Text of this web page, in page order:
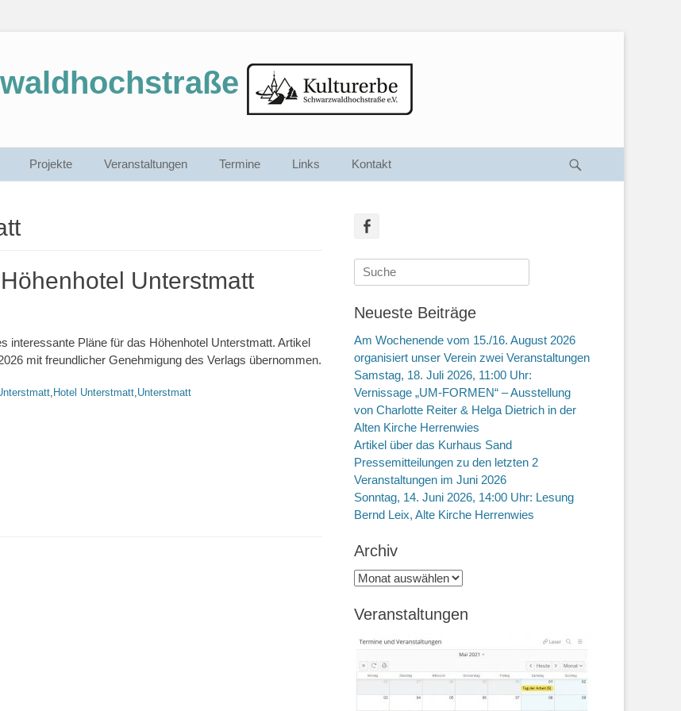
Projekte Veranstaltungen Termine Links Kontakt
Unterstmatt
interessante Pläne für das Höhenhotel Unterstmatt. Artikel
mit freundlicher Genehmigung des Verlags übernommen.
, Hotel Unterstmatt,Unterstmatt
Suche
nach:
Neueste Beiträge
Am Wochenende vom 15./16. August 2026
organisiert unser Verein zwei Veranstaltungen
Samstag, 18. Juli 2026, 11:00 Uhr:
Vernissage „UM-FORMEN“ – Ausstellung
von Charlotte Reiter & Helga Dietrich in der
Alten Kirche Herrenwies
Artikel über das Kurhaus Sand
Pressemitteilungen zu den letzten 2
Veranstaltungen im Juni 2026
Sonntag, 14. Juni 2026, 14:00 Uhr: Lesung
Bernd Leix, Alte Kirche Herrenwies
Archiv
Archiv
Veranstaltungen